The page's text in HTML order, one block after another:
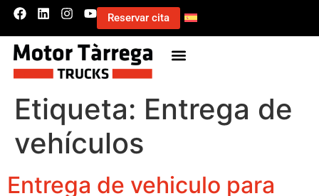
Reservar cita
Etiqueta: Entrega de
vehículos
Entrega de vehiculo para